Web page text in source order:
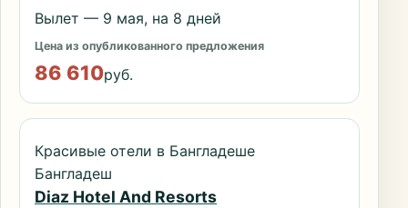
Вылет — 9 мая, на 8 дней
Цена из опубликованного предложения
86 610руб.
Красивые отели в Бангладеше
Бангладеш
Diaz Hotel And Resorts